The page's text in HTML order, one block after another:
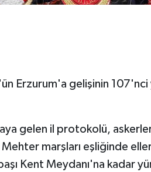
Erzurum'a gelişinin 107'nci
gelen il protokolü,
marşları eşliğinde
Kent Meydanı'na kadar